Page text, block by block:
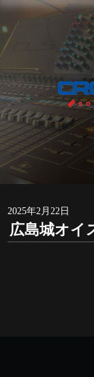
2025年2月22日
広島城オイ